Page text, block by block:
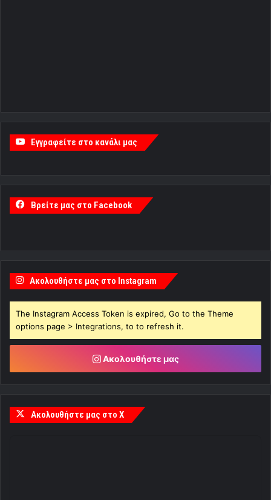
Εγγραφείτε στο κανάλι μας
Βρείτε μας στο Facebook
Ακολουθήστε μας στο Instagram
The Instagram Access Token is expired, Go to the Theme
options page > Integrations, to to refresh it.
Ακολουθήστε μας
Ακολουθήστε μας στο X